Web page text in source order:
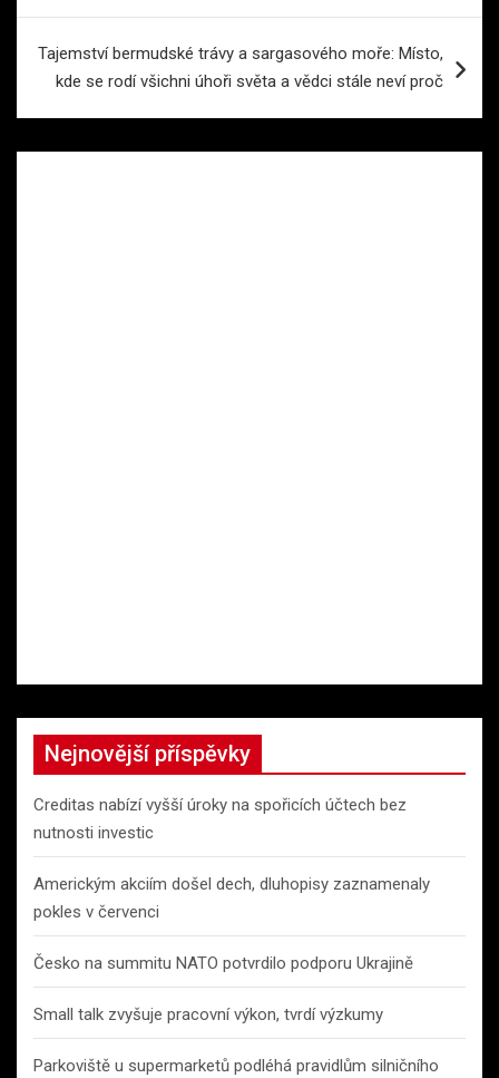
Tajemství bermudské trávy a sargasového moře: Místo,
kde se rodí všichni úhoři světa a vědci stále neví proč
Nejnovější příspěvky
Creditas nabízí vyšší úroky na spořicích účtech bez
nutnosti investic
Americkým akciím došel dech, dluhopisy zaznamenaly
pokles v červenci
Česko na summitu NATO potvrdilo podporu Ukrajině
Small talk zvyšuje pracovní výkon, tvrdí výzkumy
Parkoviště u supermarketů podléhá pravidlům silničního